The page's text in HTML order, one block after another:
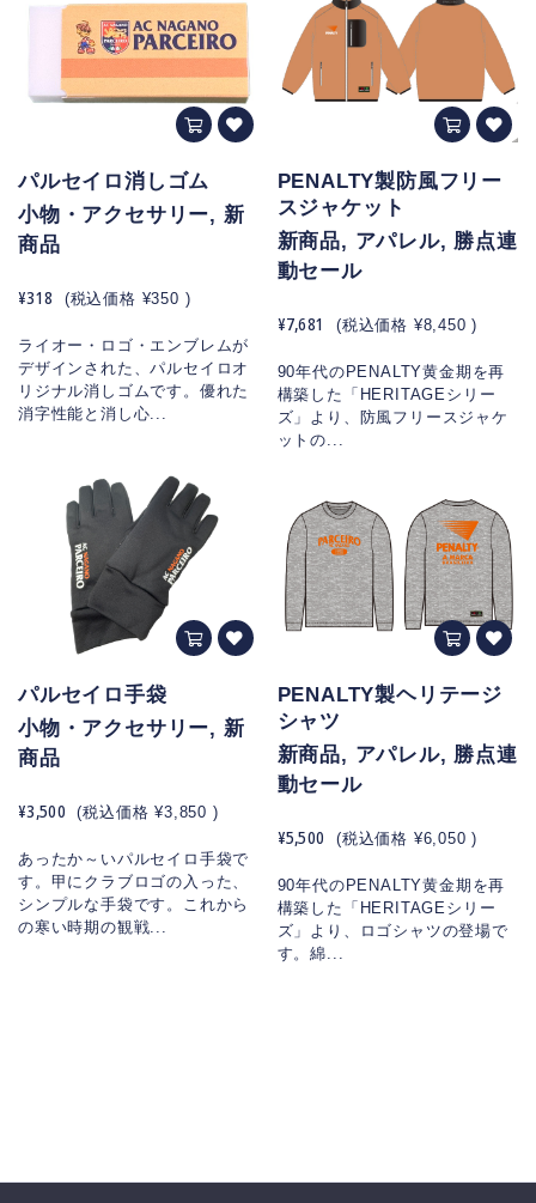
パルセイロ消しゴム
小物・アクセサリー, 新
商品
¥318 (税込価格 ¥350 )
ライオー・ロゴ・エンブレムが
デザインされた、パルセイロオ
リジナル消しゴムです。優れた
消字性能と消し心...
PENALTY製防風フリー
スジャケット
新商品, アパレル, 勝点連
動セール
¥7,681 (税込価格 ¥8,450 )
90年代のPENALTY黄金期を再
構築した「HERITAGEシリー
ズ」より、防風フリースジャケ
ットの...
パルセイロ手袋
小物・アクセサリー, 新
商品
¥3,500 (税込価格 ¥3,850 )
あったか～いパルセイロ手袋で
す。甲にクラブロゴの入った、
シンプルな手袋です。これから
の寒い時期の観戦...
PENALTY製ヘリテージ
シャツ
新商品, アパレル, 勝点連
動セール
¥5,500 (税込価格 ¥6,050 )
90年代のPENALTY黄金期を再
構築した「HERITAGEシリー
ズ」より、ロゴシャツの登場で
す。綿...